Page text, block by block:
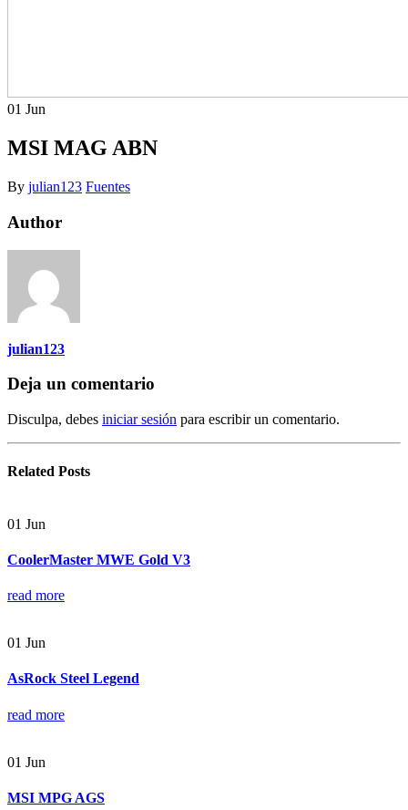
01 Jun
MSI MAG ABN
By julian123 Fuentes
Author
julian123
Deja un comentario
Disculpa, debes iniciar sesión para escribir un comentario.
Related Posts
01 Jun
CoolerMaster MWE Gold V3
read more
01 Jun
AsRock Steel Legend
read more
01 Jun
MSI MPG AGS